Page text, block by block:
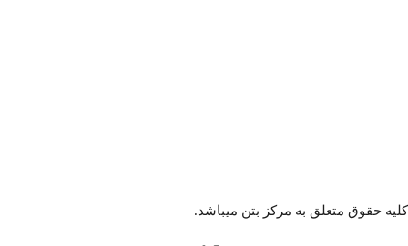
کلیه حقوق متعلق به مرکز بتن میباشد.